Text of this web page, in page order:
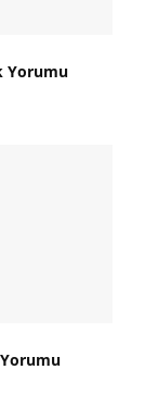
Yorumu